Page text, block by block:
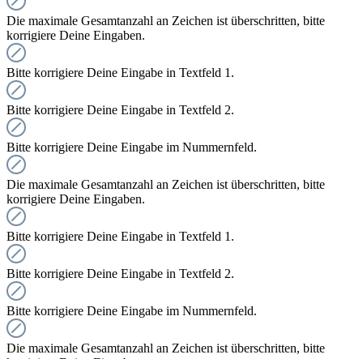
Die maximale Gesamtanzahl an Zeichen ist überschritten, bitte
korrigiere Deine Eingaben.
Bitte korrigiere Deine Eingabe in Textfeld 1.
Bitte korrigiere Deine Eingabe in Textfeld 2.
Bitte korrigiere Deine Eingabe im Nummernfeld.
Die maximale Gesamtanzahl an Zeichen ist überschritten, bitte
korrigiere Deine Eingaben.
Bitte korrigiere Deine Eingabe in Textfeld 1.
Bitte korrigiere Deine Eingabe in Textfeld 2.
Bitte korrigiere Deine Eingabe im Nummernfeld.
Die maximale Gesamtanzahl an Zeichen ist überschritten, bitte